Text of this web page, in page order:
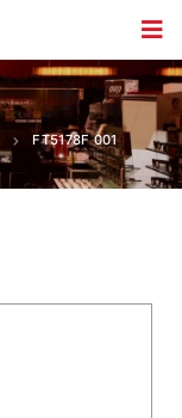
FT5178F 001